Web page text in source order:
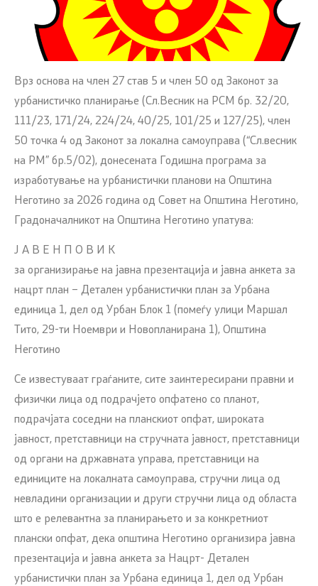
Врз основа на член 27 став 5 и член 50 од Законот за
урбанистичко планирање (Сл.Весник на РСМ бр. 32/20,
111/23, 171/24, 224/24, 40/25, 101/25 и 127/25), член
50 точка 4 од Законот за локална самоуправа (“Сл.весник
на РМ” бр.5/02), донесената Годишна програма за
изработување на урбанистички планови на Општина
Неготино за 2026 година од Совет на Општина Неготино,
Градоначалникот на Општина Неготино упатува:
Ј А В Е Н П О В И К
за организирање на јавна презентација и јавна анкета за
нацрт план – Детален урбанистички план за Урбана
единица 1, дел од Урбан Блок 1 (помеѓу улици Маршал
Тито, 29-ти Ноември и Новопланирана 1), Општина
Неготино
Се известуваат граѓаните, сите заинтересирани правни и
физички лица од подрачјето опфатено со планот,
подрачјата соседни на планскиот опфат, широката
јавност, претставници на стручната јавност, претставници
од органи на државната управа, претставници на
единиците на локалната самоуправа, стручни лица од
невладини организации и други стручни лица од областа
што е релевантна за планирањето и за конкретниот
плански опфат, дека општина Неготино организира јавна
презентација и јавна анкета за Нацрт- Детален
урбанистички план за Урбана единица 1, дел од Урбан